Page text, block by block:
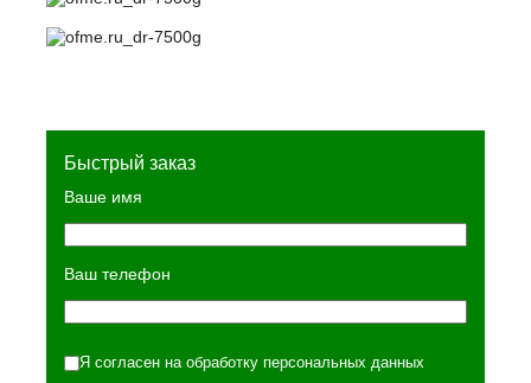
Быстрый заказ
Ваше имя
Ваш телефон
Я согласен на обработку персональных данных